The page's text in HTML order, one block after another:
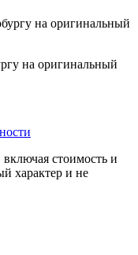
на оригинальный
стоимость и
характер и не